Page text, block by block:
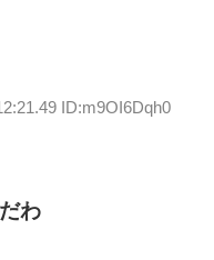
ID:m9OI6Dqh0
わ